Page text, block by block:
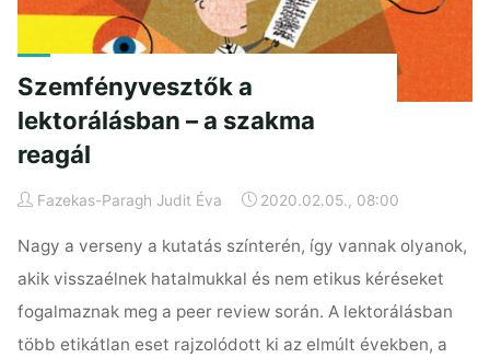
Szemfényvesztők a
lektorálásban – a szakma
reagál
Fazekas-Paragh Judit Éva 2020.02.05., 08:00
Nagy a verseny a kutatás színterén, így vannak olyanok,
akik visszaélnek hatalmukkal és nem etikus kéréseket
fogalmaznak meg a peer review során. A lektorálásban
több etikátlan eset rajzolódott ki az elmúlt években, a